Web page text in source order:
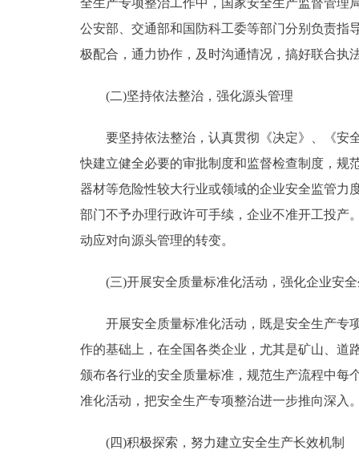
全生产专项整治工作中，国家安全生产监督管理
公安部、交通部和国防科工委等部门分别负责指
极配合，通力协作，及时沟通情况，搞好联合执
(二)坚持依法整治，强化源头管理
要坚持依法整治，认真贯彻《决定》、《安
快建立健全必要的审批制度和监督检查制度，规
器材等危险性较大行业或领域的企业安全监管力
部门不予办理行政许可手续，企业不准开工投产
动应对向源头管理的转变。
(三)开展安全质量标准化活动，强化企业安全
开展安全质量标准化活动，既是安全生产专项
作的基础上，在全国各类企业，尤其是矿山、道
颁布各行业的安全质量标准，规范生产流程中每
准化活动，把安全生产专项整治进一步推向深入
(四)积极探索，努力建立安全生产长效机制